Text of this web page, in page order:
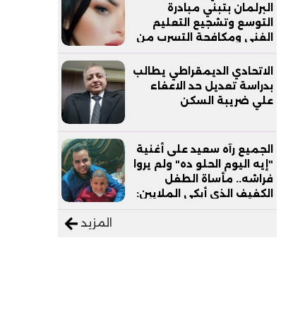
البرلمان بتبني مبادرة
التوسع وتشجيع التعليم
الفني ومكافحة التسرب من
التعليم
الاتحادي الديمقراطي يطالب
بدراسة تعديل حد الاعفاء
علي ضريبة السكن
الجميع رآه سعيد على أغنية
"إيه اليوم الحلو ده" ولم يروا
فراشه.. مأساة الطفل
الكفيف الذي أبكى الملايين:
المزيد